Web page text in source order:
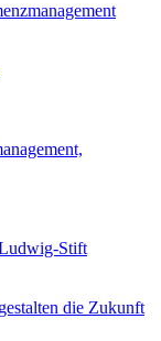
Stift
die Zukunft